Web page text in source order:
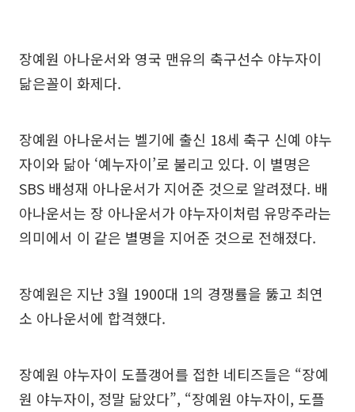
장예원 아나운서와 영국 맨유의 축구선수 야누자이
닮은꼴이 화제다.
장예원 아나운서는 벨기에 출신 18세 축구 신예 야누
자이와 닮아 ‘예누자이’로 불리고 있다. 이 별명은
SBS 배성재 아나운서가 지어준 것으로 알려졌다. 배
아나운서는 장 아나운서가 야누자이처럼 유망주라는
의미에서 이 같은 별명을 지어준 것으로 전해졌다.
장예원은 지난 3월 1900대 1의 경쟁률을 뚫고 최연
소 아나운서에 합격했다.
장예원 야누자이 도플갱어를 접한 네티즈들은 “장예
원 야누자이, 정말 닮았다”, “장예원 야누자이, 도플